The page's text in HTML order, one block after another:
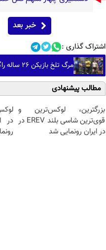
خبر بعد
اشتراک گذاری :
مرگ تلخ بازیکن ۲۶ ساله راگبی بر اثر گرمازدگی در ژاپن
مطالب پیشنهادی
بزرگترین، لوکس‌ترین و
قوی‌ترین شاسی بلند EREV در
در ایران رونمایی شد
در